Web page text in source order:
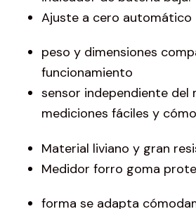
Ajuste a cero automático
peso y dimensiones
funcionamiento
sensor independiente del
mediciones fáciles y
Material liviano y gran
Medidor forro goma
forma se adapta